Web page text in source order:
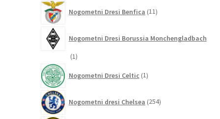
Nogometni Dresi Benfica 11izdelkov
Nogometni Dresi Borussia Monchengladbach
11
Nogometni Dresi Celtic 1izdelek
Nogometni dresi Chelsea 254izdelkov